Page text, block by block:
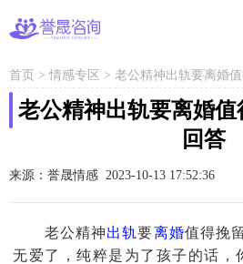
首页 > 情感专区 > 老公精神出轨要离婚
老公精神出轨要离婚
回答
来源：誉晟情感 2023-10-13 17:52:36
老公精神出轨要离婚值得挽
无爱了，纯粹是为了孩子的话，